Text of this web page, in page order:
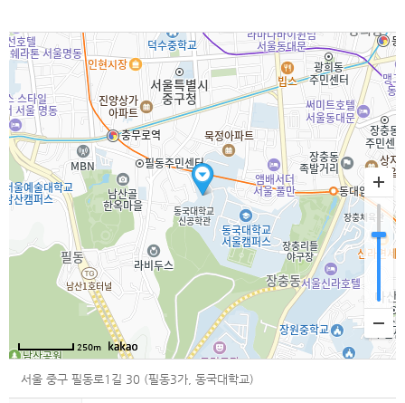
250m
서울 중구 필동로1길 30 (필동3가, 동국대학교)